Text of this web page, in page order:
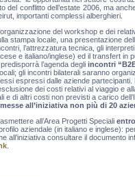
del conflitto dell’estate 2006, ma
importanti complessi alberghieri.
del workshop e dei
stampa locale, una presentazione
l’attrezzatura tecnica, gli interpreti
e italiano/inglese) ed il transfert in
l’agenda degli incontri
gli incontri bilaterali saranno
espressi dalle aziende
dei costi relativi al viaggio e
e di altri costi non previsti a carico
all’iniziativa non più di 20
all’Area Progetti Speciali
aziendale (in italiano e inglese):
all’iniziativa consultare il documento